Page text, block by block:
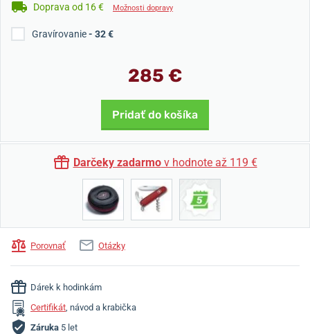
Doprava od 16 € Možnosti dopravy
Gravírovanie- 32 €
285 €
Pridať do košíka
Darčeky zadarmov hodnote až 119 €
Porovnať Otázky
Dárek k hodinkám
Certifikát, návod a krabička
Záruka 5 let